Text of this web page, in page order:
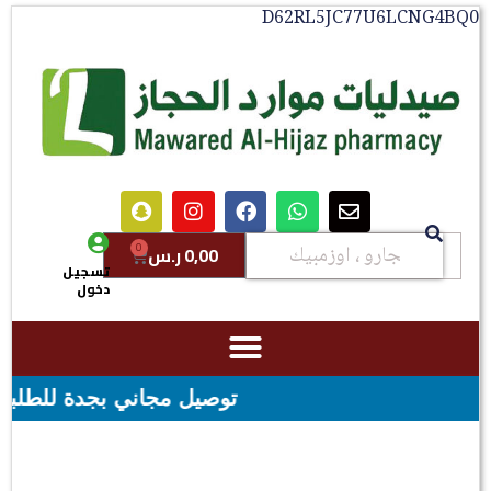
0,00ر.س تسجيل
دخول
توصيل مجاني بجدة للطلبات فوق قيمه ال ١٠٠ ريال - شحن مجاني لقيمه